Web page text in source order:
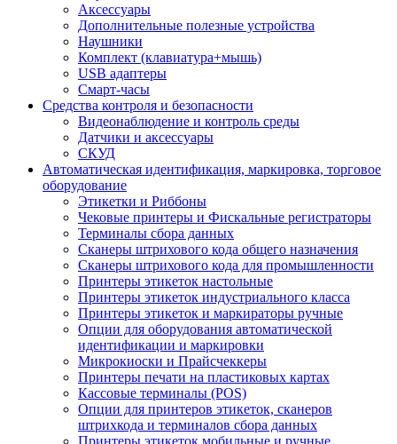
Аксессуары
Дополнительные полезные устройства
Наушники
Комплект (клавиатура+мышь)
USB адаптеры
Смарт-часы
Средства контроля и безопасности
Видеонаблюдение и контроль среды
Датчики и аксессуары
СКУД
Автоматическая идентификация, маркировка, торговое
оборудование
Этикетки и Риббоны
Чековые принтеры и Фискальные регистраторы
Терминалы сбора данных
Сканеры штрихового кода общего назначения
Сканеры штрихового кода для промышленности
Принтеры этикеток настольные
Принтеры этикеток индустриального класса
Принтеры этикеток и маркираторы ручные
Опции для оборудования автоматической
идентификации и маркировки
Микрокиоски и Прайсчеккеры
Принтеры печати на пластиковых картах
Кассовые терминалы (POS)
Опции для принтеров этикеток, сканеров
штрихкода и терминалов сбора данных